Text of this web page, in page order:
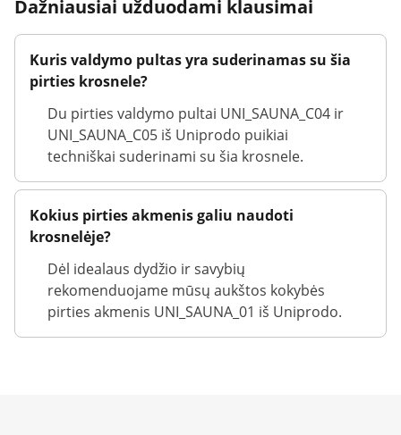
Dažniausiai užduodami klausimai
Kuris valdymo pultas yra suderinamas su šia
pirties krosnele?
Du pirties valdymo pultai UNI_SAUNA_C04 ir
UNI_SAUNA_C05 iš Uniprodo puikiai
techniškai suderinami su šia krosnele.
Kokius pirties akmenis galiu naudoti
krosnelėje?
Dėl idealaus dydžio ir savybių
rekomenduojame mūsų aukštos kokybės
pirties akmenis UNI_SAUNA_01 iš Uniprodo.